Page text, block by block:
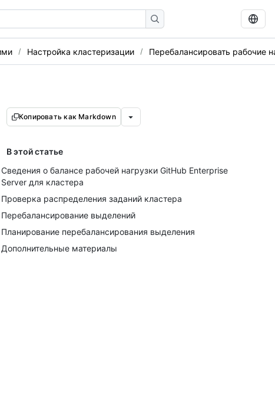
Настройка кластеризации Перебалансировать рабочие
Копировать как Markdown
В этой статье
Сведения о балансе рабочей нагрузки GitHub Enterprise
Server для кластера
Проверка распределения заданий кластера
Перебалансирование выделений
Планирование перебалансирования выделения
Дополнительные материалы